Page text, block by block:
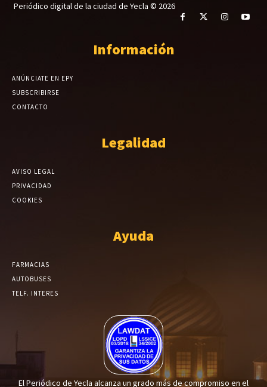
Periódico digital de la ciudad de Yecla © 2026
Información
ANÚNCIATE EN EPY
SUBSCRIBIRSE
CONTACTO
Legalidad
AVISO LEGAL
PRIVACIDAD
COOKIES
Ayuda
FARMACIAS
AUTOBUSES
TELF. INTERES
El Periódico de Yecla alcanza un grado más de compromiso en el